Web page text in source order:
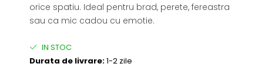
orice spatiu. Ideal pentru brad, perete, fereastra
sau ca mic cadou cu emotie.
IN STOC
Durata de livrare:1-2 zile